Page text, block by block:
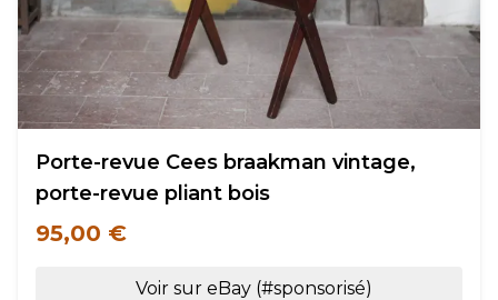
Porte-revue Cees braakman vintage,
porte-revue pliant bois
95,00 €
Voir sur eBay (#sponsorisé)